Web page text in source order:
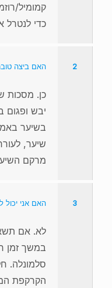
קמומיל/
כדי לנטרל
2 האם ביצה
כן. מסכות
יבש ופגום
בשיער
שיער,
מרקם
3 האם אני יכול
לא. אם
במשך זמן
סלמונלה.
הקרקפת